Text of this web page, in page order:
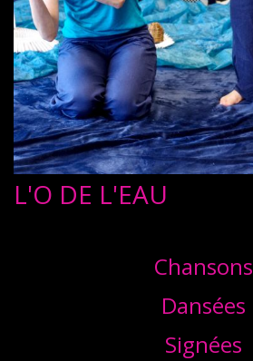
L'O DE L'EAU
Chansons
Dansées
Signées